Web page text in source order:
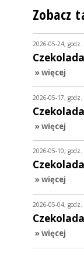
Zobacz
2026-05-24, godz.
» więcej
2026-05-17, godz.
» więcej
2026-05-10, godz.
» więcej
2026-05-04, godz.
» więcej